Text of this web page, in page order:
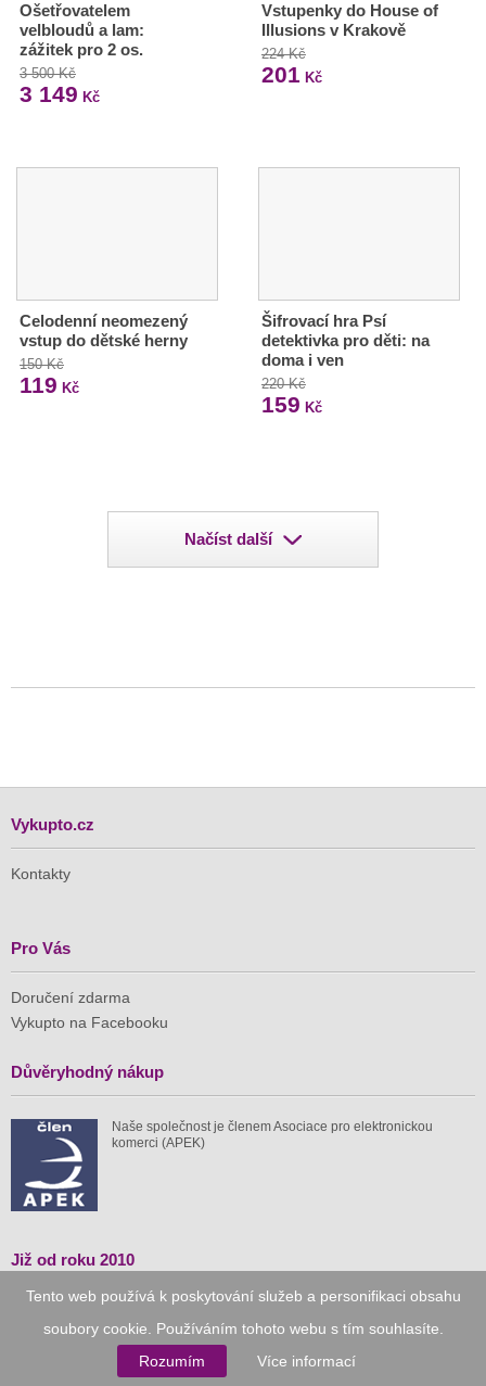
Tento web používá k poskytování služeb a personifikaci obsahu
soubory cookie. Používáním tohoto webu s tím souhlasíte.
Rozumím
Více informací
Ošetřovatelem
velbloudů a lam:
zážitek pro 2 os.
3 500 Kč
3 149 Kč
Vstupenky do House of
Illusions v Krakově
224 Kč
201 Kč
Celodenní neomezený
vstup do dětské herny
150 Kč
119 Kč
Šifrovací hra Psí
detektivka pro děti: na
doma i ven
220 Kč
159 Kč
Načíst další
Vykupto.cz
Kontakty
Pro Vás
Doručení zdarma
Vykupto na Facebooku
Důvěryhodný nákup
Naše společnost je členem Asociace pro elektronickou
komerci (APEK)
Již od roku 2010
spuštěných nabídek